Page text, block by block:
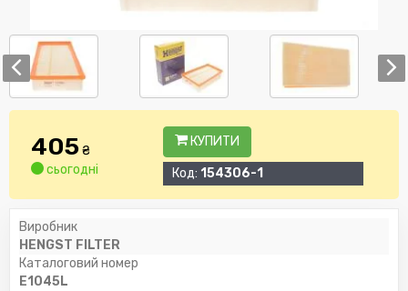
405₴
сьогодні
КУПИТИ
Код: 154306-1
Виробник
HENGST FILTER
Каталоговий номер
E1045L